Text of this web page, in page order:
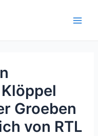
Groeben
von RTL